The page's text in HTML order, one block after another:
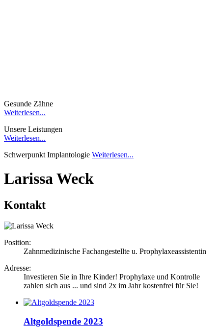
Gesunde Zähne
Weiterlesen...
Unsere Leistungen
Weiterlesen...
Schwerpunkt Implantologie Weiterlesen...
Larissa Weck
Kontakt
Position:
Zahnmedizinische Fachangestellte u. Prophylaxeassistentin
Adresse:
Investieren Sie in Ihre Kinder! Prophylaxe und Kontrolle
zahlen sich aus ... und sind 2x im Jahr kostenfrei für Sie!
Altgoldspende 2023